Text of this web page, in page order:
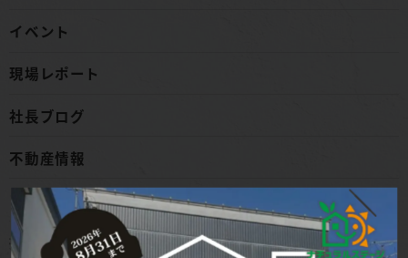
イベント
現場レポート
社長ブログ
不動産情報
ブログ
採用情報